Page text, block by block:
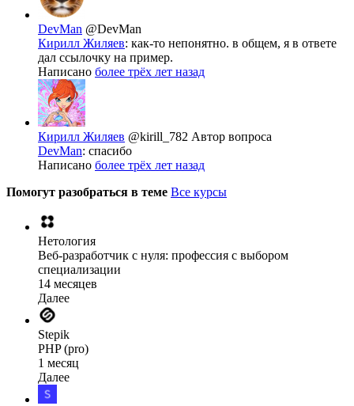
DevMan @DevMan
Кирилл Жиляев: как-то непонятно. в общем, я в ответе
дал ссылочку на пример.
Написано более трёх лет назад
Кирилл Жиляев @kirill_782 Автор вопроса
DevMan: спасибо
Написано более трёх лет назад
Помогут разобраться в теме Все курсы
Нетология
Веб-разработчик с нуля: профессия с выбором
специализации
14 месяцев
Далее
Stepik
PHP (pro)
1 месяц
Далее